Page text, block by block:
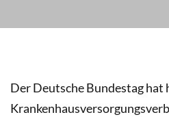
Der Deutsche Bundestag hat